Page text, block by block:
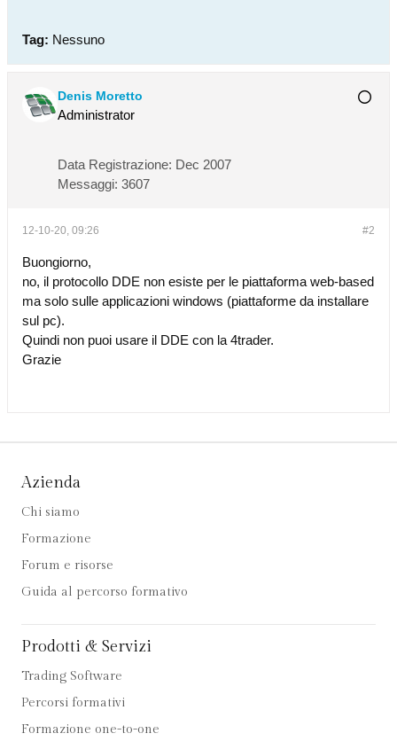
Tag: Nessuno
Denis Moretto
Administrator
Data Registrazione: Dec 2007
Messaggi: 3607
#2
12-10-20, 09:26
Buongiorno,
no, il protocollo DDE non esiste per le piattaforma web-based
ma solo sulle applicazioni windows (piattaforme da installare
sul pc).
Quindi non puoi usare il DDE con la 4trader.
Grazie
Azienda
Chi siamo
Formazione
Forum e risorse
Guida al percorso formativo
Prodotti & Servizi
Trading Software
Percorsi formativi
Formazione one-to-one